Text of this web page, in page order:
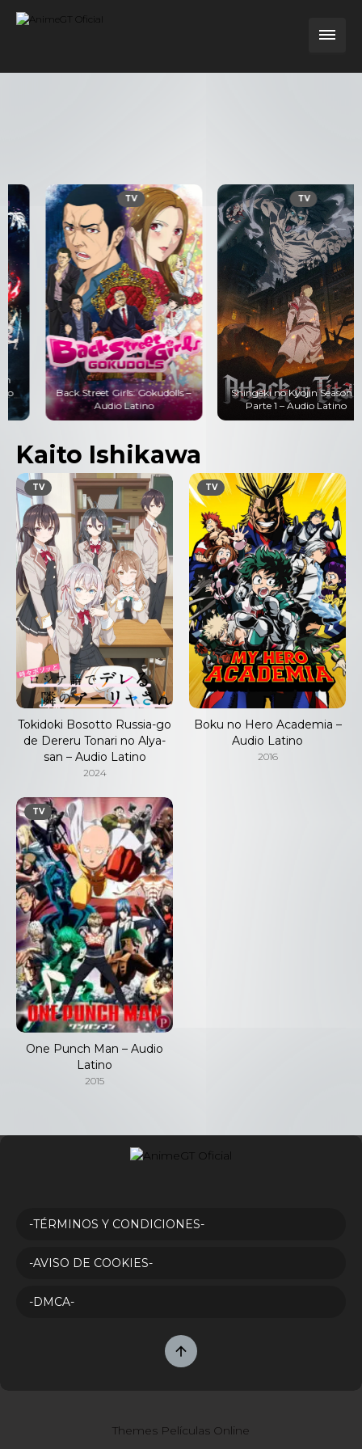
Back Street Girls: Gokudolls –
Audio Latino
TV
Shingeki no Kyojin Season 4
Parte 1 – Audio Latino
Kaito Ishikawa
TV
Tokidoki Bosotto Russia-go
de Dereru Tonari no Alya-
san – Audio Latino
2024
TV
Boku no Hero Academia –
Audio Latino
2016
TV
One Punch Man – Audio
Latino
2015
-TÉRMINOS Y CONDICIONES-
-AVISO DE COOKIES-
-DMCA-
Themes Películas Online